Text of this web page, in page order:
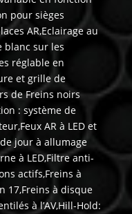
pour sièges
AR,Eclairage au
blanc sur les
réglable en
et grille de
de Freins noirs
: système de
AR à LED et
jour à allumage
à LED,Filtre anti-
actifs,Freins à
17,Freins à disque
à l’AV,Hill-Hold: